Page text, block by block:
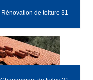
Rénovation de toiture 31